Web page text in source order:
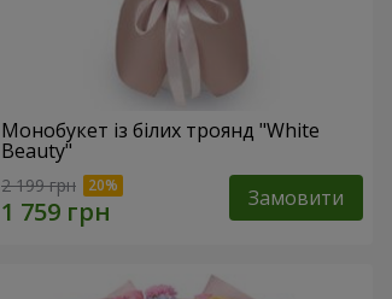
Монобукет із білих троянд "White
Beauty"
2 199 грн Замовити